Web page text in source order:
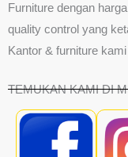
Furniture dengan
quality control yang
Kantor & furniture
TEMUKAN KAMI DI